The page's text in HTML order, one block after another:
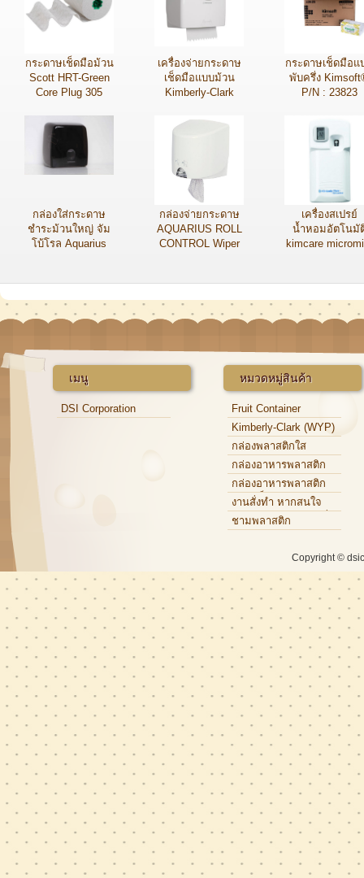
กระดาษเช็ดมือม้วน
Scott HRT-Green
Core Plug 305
เครื่องจ่ายกระดาษ
เช็ดมือแบบม้วน
Kimberly-Clark
Aquarius P/N :
กระดาษเช็ดมือแ
พับครึ่ง
P/N : 23823
กล่องใส่กระดาษ
ชำระม้วนใหญ่ จัม
โบ้โรล Aquarius
กล่องจ่ายกระดาษ
AQUARIUS ROLL
CONTROL Wiper
เครื่องสเปรย์
น้ำหอมอัตโนมั
kimcare
เมนู
DSI Corporation
หมวดหมู่สินค้า
Fruit Container
Kimberly-Clark (WYP)
กล่องพลาสติกใส
กล่องอาหารพลาสติก
กล่องอาหารพลาสติก
แบบแข็ง
งานสั่งทำ หากสนใจ
กรุณาติดต่อเจ้าหน้าที่
ชามพลาสติก
Copyright ©